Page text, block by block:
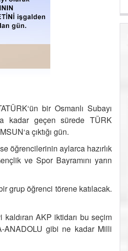
bir Osmanlı Subayı
kadar geçen sürede TÜRK
çıktığı gün.
öğrencilerinin aylarca hazırlık
ve Spor Bayramını yarın
grup öğrenci törene katılacak.
kaldıran AKP iktidarı bu seçim
ANADOLU gibi ne kadar Milli
NE DEDİ?
Sessizce Çürüten 6
AZMAN
doktor, yaman doktor.
bir çare!” – 2-
KONTROLÜNDE KİLİT
ARA ÖĞÜNLER
Yazar
enerji ve gelecek